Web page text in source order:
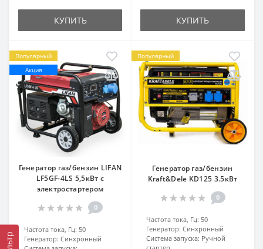
КУПИТЬ КУПИТЬ
Популярный
Акция
Генератор газ/бензин LIFAN
LF5GF-4LS 5,5кВт с
электростартером
0
Частота тока, Гц: 50
Генератор: Синхронный
Популярный
Генератор газ/бензин
Kraft&Dele KD125 3.5кВт
0
Частота тока, Гц: 50
Генератор: Синхронный
Система запуска: Ручной